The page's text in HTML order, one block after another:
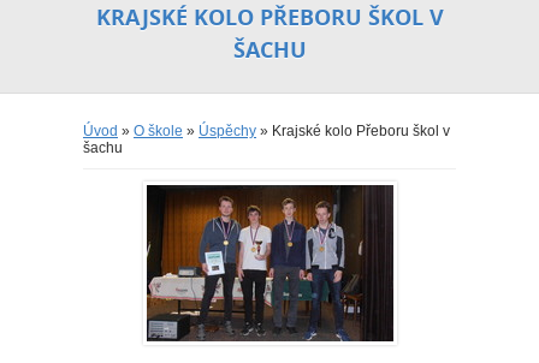
KRAJSKÉ KOLO PŘEBORU ŠKOL V
ŠACHU
Úvod » O škole » Úspěchy » Krajské kolo Přeboru škol v
šachu